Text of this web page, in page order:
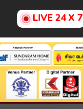
LIVE 24 X 7